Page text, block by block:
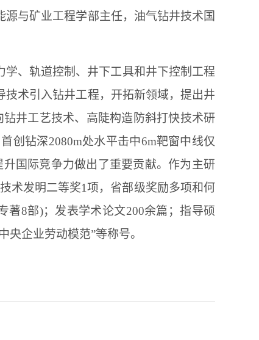
与矿业工程学部主任，油气钻井技术国
、轨道控制、井下工具和井下控制工程
术引入钻井工程，开拓新领域，提出井
井工艺技术、高陡构造防斜打快技术研
创钻深2080m处水平击中6m靶窗中线仅
国际竞争力做出了重要贡献。作为主研
术发明二等奖1项，省部级奖励多项和何
著8部)；发表学术论文200余篇；指导硕
央企业劳动模范”等称号。